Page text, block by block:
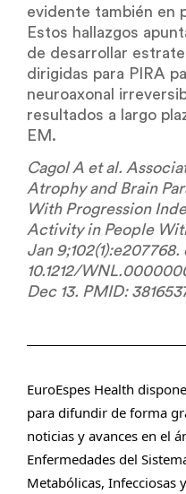
evidente también en
Estos hallazgos
de desarrollar
dirigidas para PIRA
neuroaxonal
resultados a largo
EM.
Cagol A et al.
Atrophy and Brain
With Progression
Activity in People
Jan 9;102(1):e207768.
10.1212/
Dec 13. PMID:
EuroEspes Health
para difundir de forma
noticias y avances en el
Enfermedades del
Metabólicas, Infecciosas